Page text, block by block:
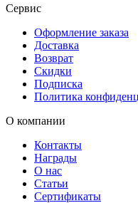
Сервис
Оформление заказа
Доставка
Возврат
Скидки
Подписка
Политика
О компании
Контакты
Награды
О нас
Статьи
Сертификаты